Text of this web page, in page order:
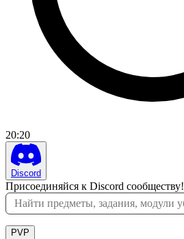
20:20
Discord
Присоединяйся к Discord сообществу!
PVP